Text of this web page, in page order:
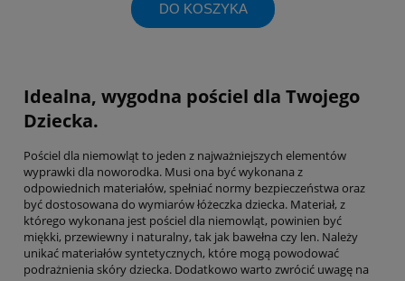
DO KOSZYKA
Idealna, wygodna pościel dla Twojego
Dziecka.
Pościel dla niemowląt to jeden z najważniejszych elementów
wyprawki dla noworodka. Musi ona być wykonana z
odpowiednich materiałów, spełniać normy bezpieczeństwa oraz
być dostosowana do wymiarów łóżeczka dziecka. Materiał, z
którego wykonana jest pościel dla niemowląt, powinien być
miękki, przewiewny i naturalny, tak jak bawełna czy len. Należy
unikać materiałów syntetycznych, które mogą powodować
podrażnienia skóry dziecka. Dodatkowo warto zwrócić uwagę na